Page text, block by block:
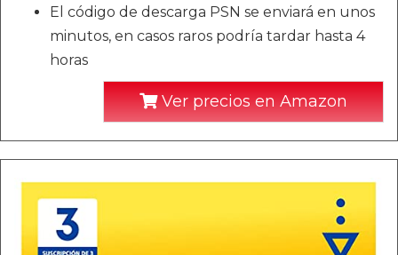
El código de descarga PSN se enviará en unos
minutos, en casos raros podría tardar hasta 4
horas
Ver precios en Amazon